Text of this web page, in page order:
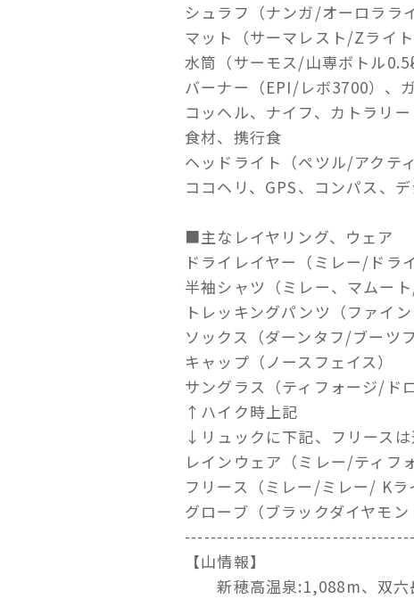
シュラフ（ナンガ/オーロララ
マット（サーマレスト/Zライト
水筒（サーモス/山専ボトル
バーナー（EPI/レボ3700）、
コッヘル、ナイフ、カトラリー
食材、携行食
ヘッドライト（ペツル/アクテ
ココヘリ、GPS、コンパス、
■主なレイヤリング、ウェア
ドライレイヤー（ミレー/ドラ
半袖シャツ（ミレー、マムー
トレッキングパンツ（ファイ
ソックス（ダーンタフ/ブーツ
キャップ（ノースフェイス）
サングラス（ティフォージ/ドロ
↑ハイク時上記
↓リュックに下記、フリース
レインウェア（ミレー/ティフ
フリース（ミレー/ミレー/ Kラ
グローブ（ブラックダイヤモ
【山情報】
新穂高温泉:1,088m、双六